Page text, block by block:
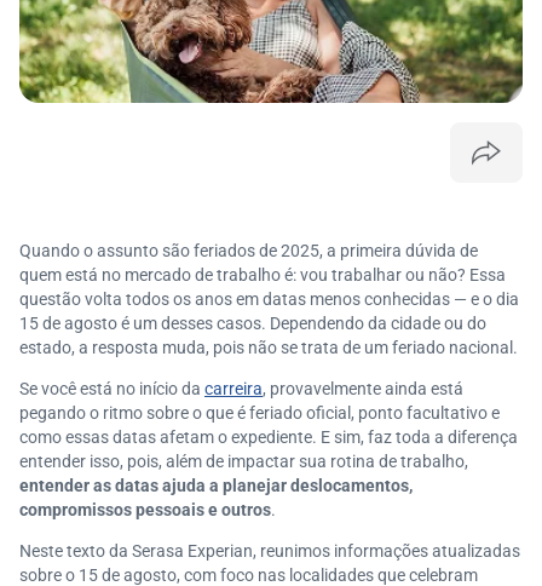
Quando o assunto são feriados de 2025, a primeira dúvida de
quem está no mercado de trabalho é: vou trabalhar ou não? Essa
questão volta todos os anos em datas menos conhecidas — e o dia
15 de agosto é um desses casos. Dependendo da cidade ou do
estado, a resposta muda, pois não se trata de um feriado nacional.
Se você está no início da carreira, provavelmente ainda está
pegando o ritmo sobre o que é feriado oficial, ponto facultativo e
como essas datas afetam o expediente. E sim, faz toda a diferença
entender isso, pois, além de impactar sua rotina de trabalho,
entender as datas ajuda a planejar deslocamentos,
compromissos pessoais e outros.
Neste texto da Serasa Experian, reunimos informações atualizadas
sobre o 15 de agosto, com foco nas localidades que celebram